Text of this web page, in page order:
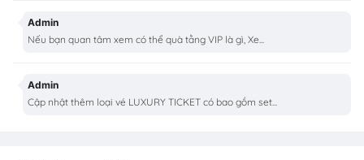
Admin
Nếu bạn quan tâm xem có thể quà tằng VIP là gì, Xe...
Admin
Cập nhật thêm loại vé LUXURY TICKET có bao gồm set...